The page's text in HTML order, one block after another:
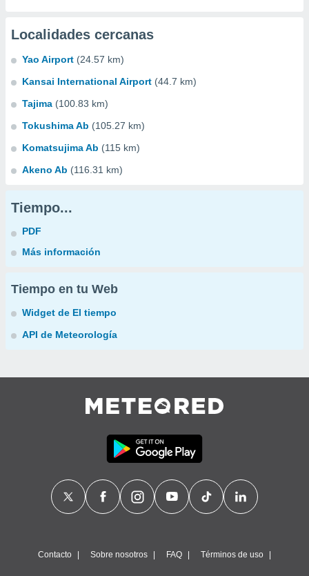
Localidades cercanas
Yao Airport (24.57 km)
Kansai International Airport (44.7 km)
Tajima (100.83 km)
Tokushima Ab (105.27 km)
Komatsujima Ab (115 km)
Akeno Ab (116.31 km)
Tiempo...
PDF
Más información
Tiempo en tu Web
Widget de El tiempo
API de Meteorología
Contacto Sobre nosotros FAQ Términos de uso